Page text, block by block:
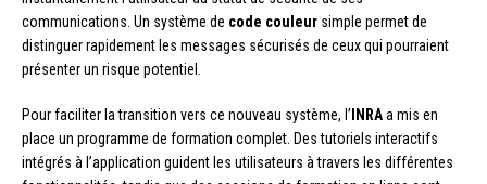
communications. Un système de code couleur simple permet de
distinguer rapidement les messages sécurisés de ceux qui pourraient
présenter un risque potentiel.
Pour faciliter la transition vers ce nouveau système, l’ INRAa mis en
place un programme de formation complet. Des tutoriels interactifs
intégrés à l’application guident les utilisateurs à travers les différentes